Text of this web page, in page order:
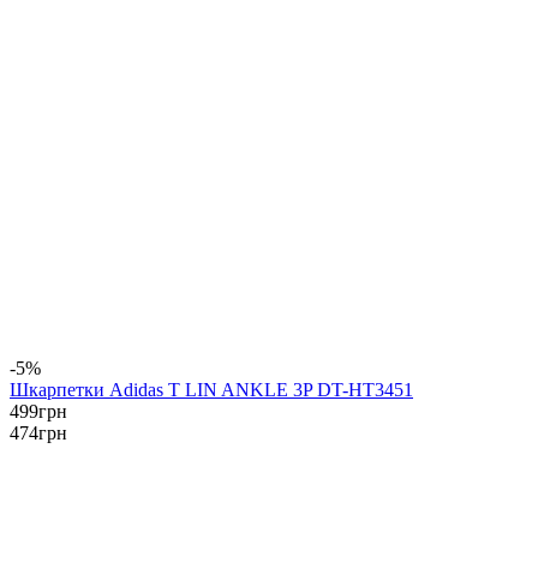
-5%
Шкарпетки Adidas T LIN ANKLE 3P DT-HT3451
499грн
474грн